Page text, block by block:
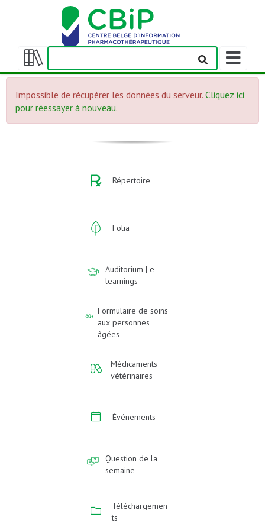
Afficher/masquer
table
des
Afficher/
la
barre
navigation
Impossible de récupérer les données du serveur. Cliquez ici
pour réessayer à nouveau.
Répertoire
Folia
Auditorium | e-
learnings
Formulaire de soins
aux personnes
âgées
Médicaments
vétérinaires
Événements
Question de la
semaine
Téléchargemen
ts